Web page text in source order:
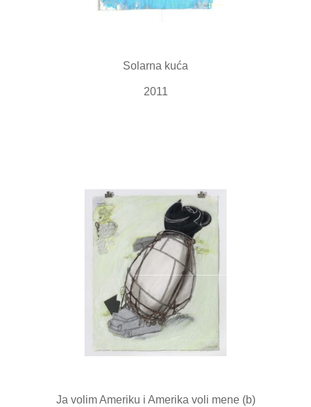
Solarna kuća
2011
Ja volim Ameriku i Amerika voli mene (b)